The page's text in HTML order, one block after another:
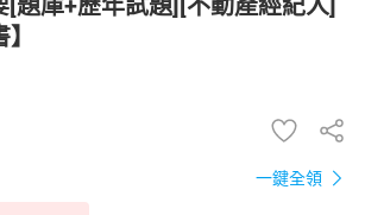
[題庫+歷年試題][不動產經紀人]
一鍵全領